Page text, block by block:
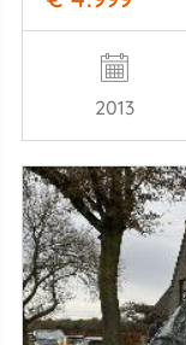
2013